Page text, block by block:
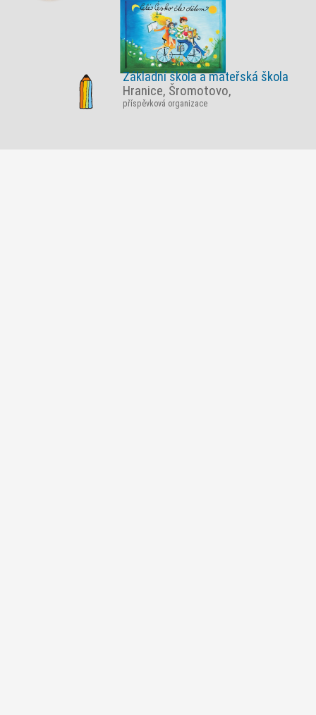
Základní škola a mateřská škola
Hranice, Šromotovo,
příspěvková organizace